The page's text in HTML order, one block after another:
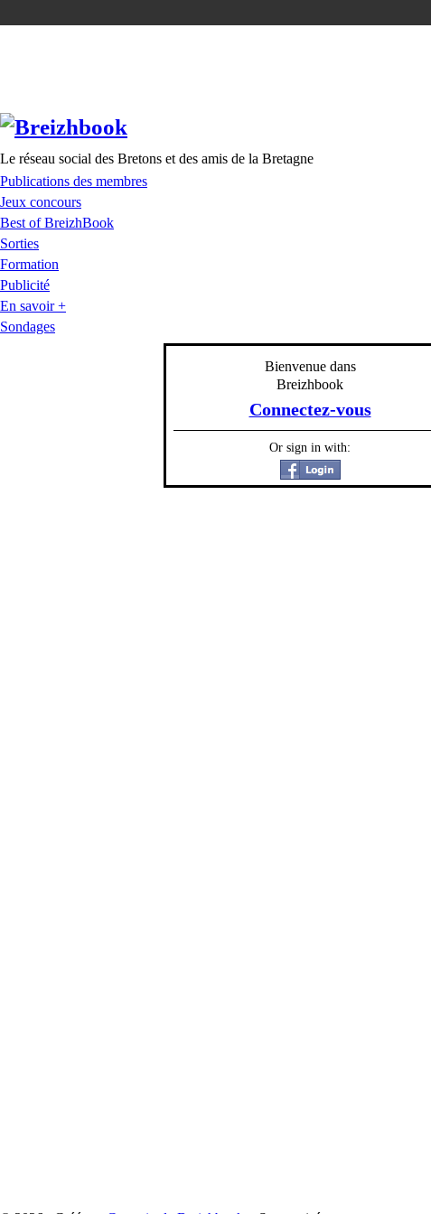
Le réseau social des Bretons et des amis de la Bretagne
Publications des membres
Jeux concours
Best of BreizhBook
Sorties
Formation
Publicité
En savoir +
Sondages
Bienvenue dans
Breizhbook
Connectez-vous
Or sign in with: